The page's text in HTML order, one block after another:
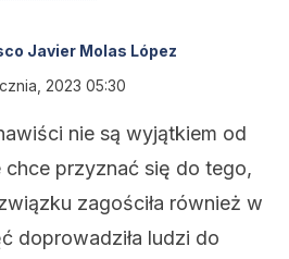
Javier Molas López
2023 05:30
nie są wyjątkiem od
chce przyznać się do tego,
zagościła również w
doprowadziła ludzi do